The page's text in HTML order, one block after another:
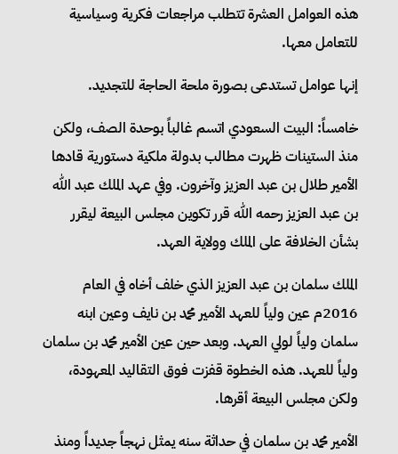
هذه العوامل العشرة تتطلب مراجعات فكرية وسياسية
للتعامل معها.
إنها عوامل تستدعى بصورة ملحة الحاجة للتجديد.
خامساً: البيت السعودي اتسم غالباً بوحدة الصف، ولكن
منذ الستينات ظهرت مطالب بدولة ملكية دستورية قادها
الأمير طلال بن عبد العزيز وآخرون. وفي عهد الملك عبد الله
بن عبد العزيز رحمه الله قرر تكوين مجلس البيعة ليقرر
بشأن الخلافة على الملك وولاية العهد.
الملك سلمان بن عبد العزيز الذي خلف أخاه في العام
2016م عين ولياً للعهد الأمير محمد بن نايف وعين ابنه
سلمان ولياً لولي العهد. وبعد حين عين الأمير محمد بن سلمان
ولياً للعهد. هذه الخطوة قفزت فوق التقاليد المعهودة،
ولكن مجلس البيعة أقرها.
الأمير محمد بن سلمان في حداثة سنه يمثل نهجاً جديداً ومنذ